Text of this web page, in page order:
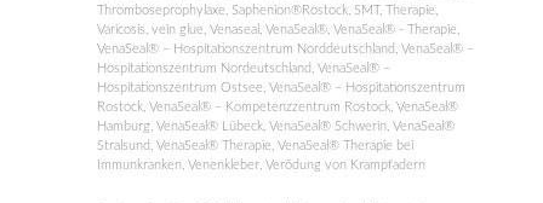
Thromboseprophylaxe, Saphenion®Rostock, SMT, Therapie,
Varicosis, vein glue, Venaseal , VenaSeal®, VenaSeal® - Therapie,
VenaSeal® – Hospitationszentrum Norddeutschland , VenaSeal® –
Hospitationszentrum Nordeutschland , VenaSeal® –
Hospitationszentrum Ostsee, VenaSeal® – Hospitationszentrum
Rostock, VenaSeal® – Kompetenzzentrum Rostock, VenaSeal®
Hamburg, VenaSeal® Lübeck, VenaSeal® Schwerin, VenaSeal®
Stralsund , VenaSeal® Therapie, VenaSeal® Therapie bei
Immunkranken, Venenkleber, Verödung von Krampfadern